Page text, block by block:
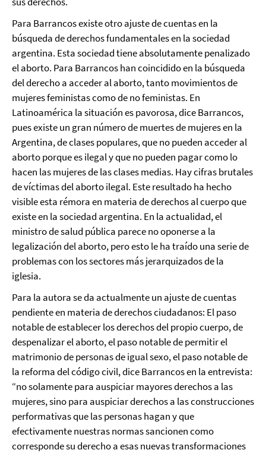
Para Barrancos existe otro ajuste de cuentas en la
búsqueda de derechos fundamentales en la sociedad
argentina. Esta sociedad tiene absolutamente penalizado
el aborto. Para Barrancos han coincidido en la búsqueda
del derecho a acceder al aborto, tanto movimientos de
mujeres feministas como de no feministas. En
Latinoamérica la situación es pavorosa, dice Barrancos,
pues existe un gran número de muertes de mujeres en la
Argentina, de clases populares, que no pueden acceder al
aborto porque es ilegal y que no pueden pagar como lo
hacen las mujeres de las clases medias. Hay cifras brutales
de víctimas del aborto ilegal. Este resultado ha hecho
visible esta rémora en materia de derechos al cuerpo que
existe en la sociedad argentina. En la actualidad, el
ministro de salud pública parece no oponerse a la
legalización del aborto, pero esto le ha traído una serie de
problemas con los sectores más jerarquizados de la
iglesia.
Para la autora se da actualmente un ajuste de cuentas
pendiente en materia de derechos ciudadanos: El paso
notable de establecer los derechos del propio cuerpo, de
despenalizar el aborto, el paso notable de permitir el
matrimonio de personas de igual sexo, el paso notable de
la reforma del código civil, dice Barrancos en la entrevista:
“no solamente para auspiciar mayores derechos a las
mujeres, sino para auspiciar derechos a las construcciones
performativas que las personas hagan y que
efectivamente nuestras normas sancionen como
corresponde su derecho a esas nuevas transformaciones